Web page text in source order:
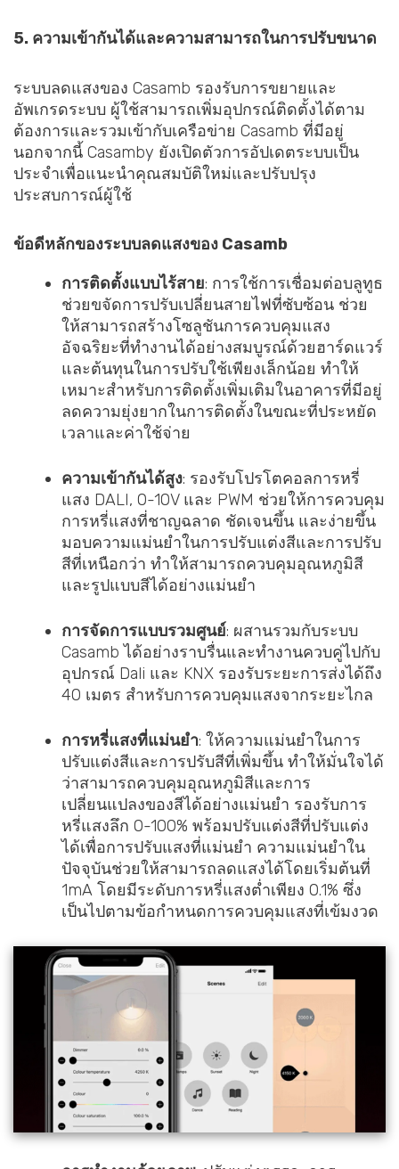
5. ความเข้ากันได้และความสามารถในการปรับขนาด
ระบบลดแสงของ Casamb รองรับการขยายและ
อัพเกรดระบบ ผู้ใช้สามารถเพิ่มอุปกรณ์ติดตั้งได้ตาม
ต้องการและรวมเข้ากับเครือข่าย Casamb ที่มีอยู่
นอกจากนี้ Casamby ยังเปิดตัวการอัปเดตระบบเป็น
ประจำเพื่อแนะนำคุณสมบัติใหม่และปรับปรุง
ประสบการณ์ผู้ใช้
ข้อดีหลักของระบบลดแสงของ Casamb
การติดตั้งแบบไร้สาย: การใช้การเชื่อมต่อบลูทูธ
ช่วยขจัดการปรับเปลี่ยนสายไฟที่ซับซ้อน ช่วย
ให้สามารถสร้างโซลูชันการควบคุมแสง
อัจฉริยะที่ทำงานได้อย่างสมบูรณ์ด้วยฮาร์ดแวร์
และต้นทุนในการปรับใช้เพียงเล็กน้อย ทำให้
เหมาะสำหรับการติดตั้งเพิ่มเติมในอาคารที่มีอยู่
ลดความยุ่งยากในการติดตั้งในขณะที่ประหยัด
เวลาและค่าใช้จ่าย
ความเข้ากันได้สูง: รองรับโปรโตคอลการหรี่
แสง DALI, 0-10V และ PWM ช่วยให้การควบคุม
การหรี่แสงที่ชาญฉลาด ชัดเจนขึ้น และง่ายขึ้น
มอบความแม่นยำในการปรับแต่งสีและการปรับ
สีที่เหนือกว่า ทำให้สามารถควบคุมอุณหภูมิสี
และรูปแบบสีได้อย่างแม่นยำ
การจัดการแบบรวมศูนย์: ผสานรวมกับระบบ
Casamb ได้อย่างราบรื่นและทำงานควบคู่ไปกับ
อุปกรณ์ Dali และ KNX รองรับระยะการส่งได้ถึง
40 เมตร สำหรับการควบคุมแสงจากระยะไกล
การหรี่แสงที่แม่นยำ: ให้ความแม่นยำในการ
ปรับแต่งสีและการปรับสีที่เพิ่มขึ้น ทำให้มั่นใจได้
ว่าสามารถควบคุมอุณหภูมิสีและการ
เปลี่ยนแปลงของสีได้อย่างแม่นยำ รองรับการ
หรี่แสงลึก 0-100% พร้อมปรับแต่งสีที่ปรับแต่ง
ได้เพื่อการปรับแสงที่แม่นยำ ความแม่นยำใน
ปัจจุบันช่วยให้สามารถลดแสงได้โดยเริ่มต้นที่
1mA โดยมีระดับการหรี่แสงต่ำเพียง 0.1% ซึ่ง
เป็นไปตามข้อกำหนดการควบคุมแสงที่เข้มงวด